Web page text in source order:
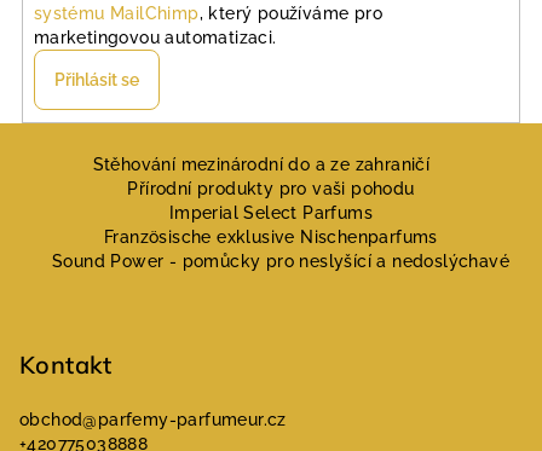
systému MailChimp, který používáme pro
marketingovou automatizaci.
Přihlásit se
Stěhování mezinárodní do a ze zahraničí
Přírodní produkty pro vaši pohodu
Imperial Select Parfums
Französische exklusive Nischenparfums
Sound Power - pomůcky pro neslyšící a nedoslýchavé
Kontakt
obchod@parfemy-parfumeur.cz
+420775038888